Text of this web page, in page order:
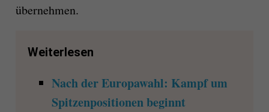
übernehmen.
Weiterlesen
Nach der Europawahl: Kampf um
Spitzenpositionen beginnt